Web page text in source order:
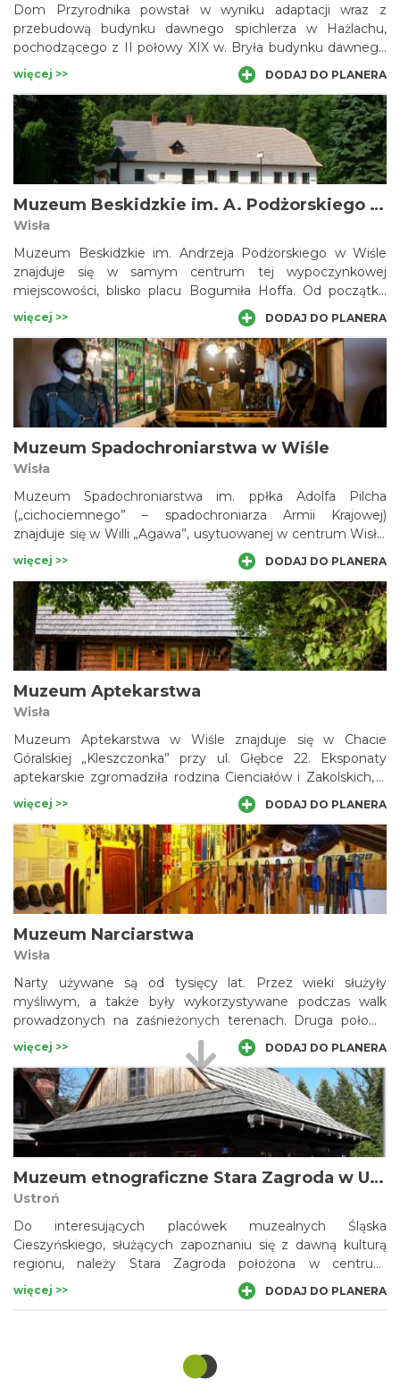
Dom Przyrodnika powstał w wyniku adaptacji wraz z
przebudową budynku dawnego spichlerza w Hażlachu,
pochodzącego z II połowy XIX w. Bryła budynku dawnego
spichlerza pozostała bez zmian.
więcej >> DODAJ DO PLANERA
Muzeum Beskidzkie im. A. Podżorskiego w Wiśle
Wisła
Muzeum Beskidzkie im. Andrzeja Podżorskiego w Wiśle
znajduje się w samym centrum tej wypoczynkowej
miejscowości, blisko placu Bogumiła Hoffa. Od początku
istnienia mieści się w jednym z najładniejszych obiektów
zabytkowych Wisły, czyli XVIII-wiecznej, murowanej
karczmie. Głównym celem działalności muzeum jest
gromadzenie i prezentowanie dorobku kulturalnego górali
Beskidu Śląskiego. Obok Muzeum ulokowano Enklawę
Budownictwa Drewnianego.
więcej >> DODAJ DO PLANERA
Muzeum Spadochroniarstwa w Wiśle
Wisła
Muzeum Spadochroniarstwa im. ppłka Adolfa Pilcha
(„cichociemnego” – spadochroniarza Armii Krajowej)
znajduje się w Willi „Agawa”, usytuowanej w centrum Wisły.
Eksponaty zgromadził Piotr Wybraniec, a po raz pierwszy
zostały zaprezentowane w 2003 roku. Muzeum chwali się
największą w kraju kolekcją pamiątek związanych z historią
polskiego spadochroniarstwa - od czasów Drugiej
Rzeczypospolitej po współczesność.
więcej >> DODAJ DO PLANERA
Muzeum Aptekarstwa
Wisła
Muzeum Aptekarstwa w Wiśle znajduje się w Chacie
Góralskiej „Kleszczonka” przy ul. Głębce 22. Eksponaty
aptekarskie zgromadziła rodzina Cienciałów i Zakolskich, a
są wśród nich pamiątki po pierwszym wiślańskim
farmaceucie, Pawle Cienciale. Poza typowym
wyposażeniem dawnej apteki, możemy zobaczyć także
kilka niezwykłości. Warto tu przyjechać chociażby dla 140-
letniej sauny komorowo-ziołowej czy 200-letniego,
drewnianego stetoskopu.
więcej >> DODAJ DO PLANERA
Muzeum Narciarstwa
Wisła
Narty używane są od tysięcy lat. Przez wieki służyły
myśliwym, a także były wykorzystywane podczas walk
prowadzonych na zaśnieżonych terenach. Druga połowa
XIX wieku przyniosła rozwój narciarstwa traktowanego jako
dyscyplina turystyki, a potem sportu. Z kolekcją nart, wśród
której znajdziemy także te stare, XIX-wieczne, zapoznać
możemy się w Muzeum Narciarstwa w Wiśle. Do jego
eksponatów należy również sprzęt używany przez Adama
Małysza i innych polskich zawodników.
więcej >> DODAJ DO PLANERA
Muzeum etnograficzne Stara Zagroda w Ustroniu
Ustroń
Do interesujących placówek muzealnych Śląska
Cieszyńskiego, służących zapoznaniu się z dawną kulturą
regionu, należy Stara Zagroda położona w centrum
Ustronia. Muzeum, będące inicjatywą prywatną, założone
zostało w 1998 r. w pomieszczeniach drewnianego
starych sprzętów. Placówka czynna jest jednak tylko w
więcej >> DODAJ DO PLANERA